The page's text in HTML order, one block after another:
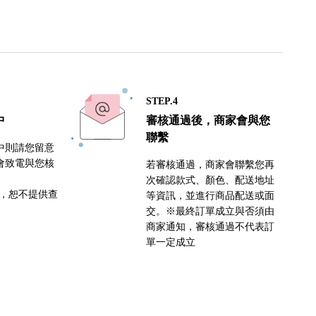
則請您留意
致電與您核
恕不提供查
STEP.4
審核通過後，商家會與您
聯繫
若審核通過，商家會聯繫您再
次確認款式、顏色、配送地址
等資訊，並進行商品配送或面
交。※最終訂單成立與否須由
商家通知，審核通過不代表訂
單一定成立